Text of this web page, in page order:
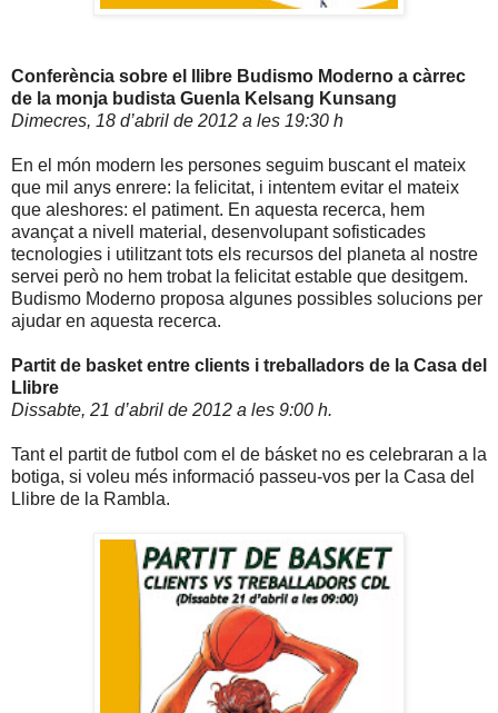
Conferència sobre el llibre Budismo Moderno a càrrec
de la monja budista Guenla Kelsang Kunsang
Dimecres, 18 d’abril de 2012 a les 19:30 h
En el món modern les persones seguim buscant el mateix
que mil anys enrere: la felicitat, i intentem evitar el mateix
que aleshores: el patiment. En aquesta recerca, hem
avançat a nivell material, desenvolupant sofisticades
tecnologies i utilitzant tots els recursos del planeta al nostre
servei però no hem trobat la felicitat estable que desitgem.
Budismo Moderno proposa algunes possibles solucions per
ajudar en aquesta recerca.
Partit de basket entre clients i treballadors de la Casa del
Llibre
Dissabte, 21 d’abril de 2012 a les 9:00 h.
Tant el partit de futbol com el de básket no es celebraran a la
botiga, si voleu més informació passeu-vos per la Casa del
Llibre de la Rambla.